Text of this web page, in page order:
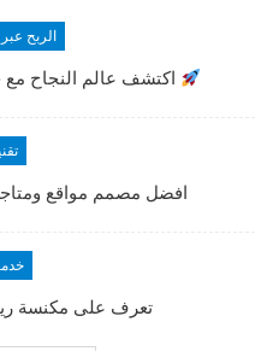
الربح
اكتشف عالم النجاح مع
افضل مصمم مواقع
تعرف على مكنسة